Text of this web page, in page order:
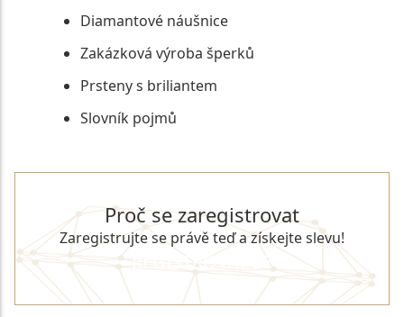
Diamantové náušnice
Zakázková výroba šperků
Prsteny s briliantem
Slovník pojmů
Proč se zaregistrovat
Zaregistrujte se právě teď a získejte slevu!
REGISTROVAT SE